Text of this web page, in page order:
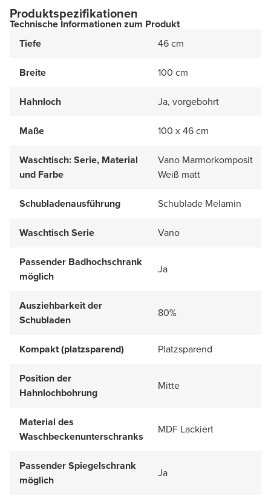
Produktspezifikationen
Technische Informationen zum Produkt
Tiefe
46 cm
Breite 100 cm
Hahnloch Ja, vorgebohrt
Maße 100 x 46 cm
Waschtisch: Serie, Material
und Farbe
Vano Marmorkomposit
Weiß matt
Schubladenausführung Schublade Melamin
Waschtisch Serie Vano
Passender Badhochschrank
möglich
Ja
Ausziehbarkeit der
Schubladen
80%
Kompakt (platzsparend) Platzsparend
Position der
Hahnlochbohrung
Mitte
Material des
Waschbeckenunterschranks
MDF Lackiert
Passender Spiegelschrank
möglich
Ja